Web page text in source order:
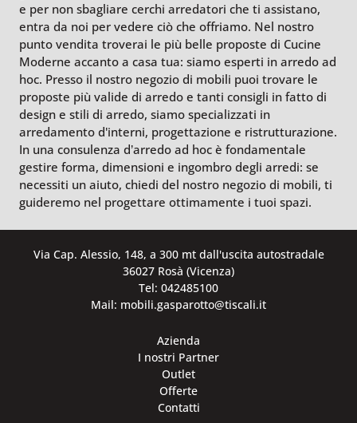
e per non sbagliare cerchi arredatori che ti assistano,
entra da noi per vedere ciò che offriamo. Nel nostro
punto vendita troverai le più belle proposte di Cucine
Moderne accanto a casa tua: siamo esperti in arredo ad
hoc. Presso il nostro negozio di mobili puoi trovare le
proposte più valide di arredo e tanti consigli in fatto di
design e stili di arredo, siamo specializzati in
arredamento d'interni, progettazione e ristrutturazione.
In una consulenza d’arredo ad hoc è fondamentale
gestire forma, dimensioni e ingombro degli arredi: se
necessiti un aiuto, chiedi del nostro negozio di mobili, ti
guideremo nel progettare ottimamente i tuoi spazi.
Via Cap. Alessio, 148, a 300 mt dall'uscita autostradale
36027 Rosà (Vicenza)
Tel: 042485100
Mail: mobili.gasparotto@tiscali.it
Azienda
I nostri Partner
Outlet
Offerte
Contatti